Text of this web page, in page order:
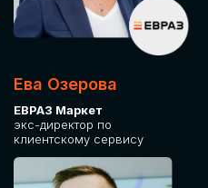
Ева Озерова
ЕВРАЗ Маркет
экс-директор по
клиентскому сервису